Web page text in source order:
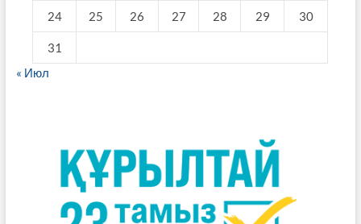
24 25 26 27 28 29 30
31
« Июл